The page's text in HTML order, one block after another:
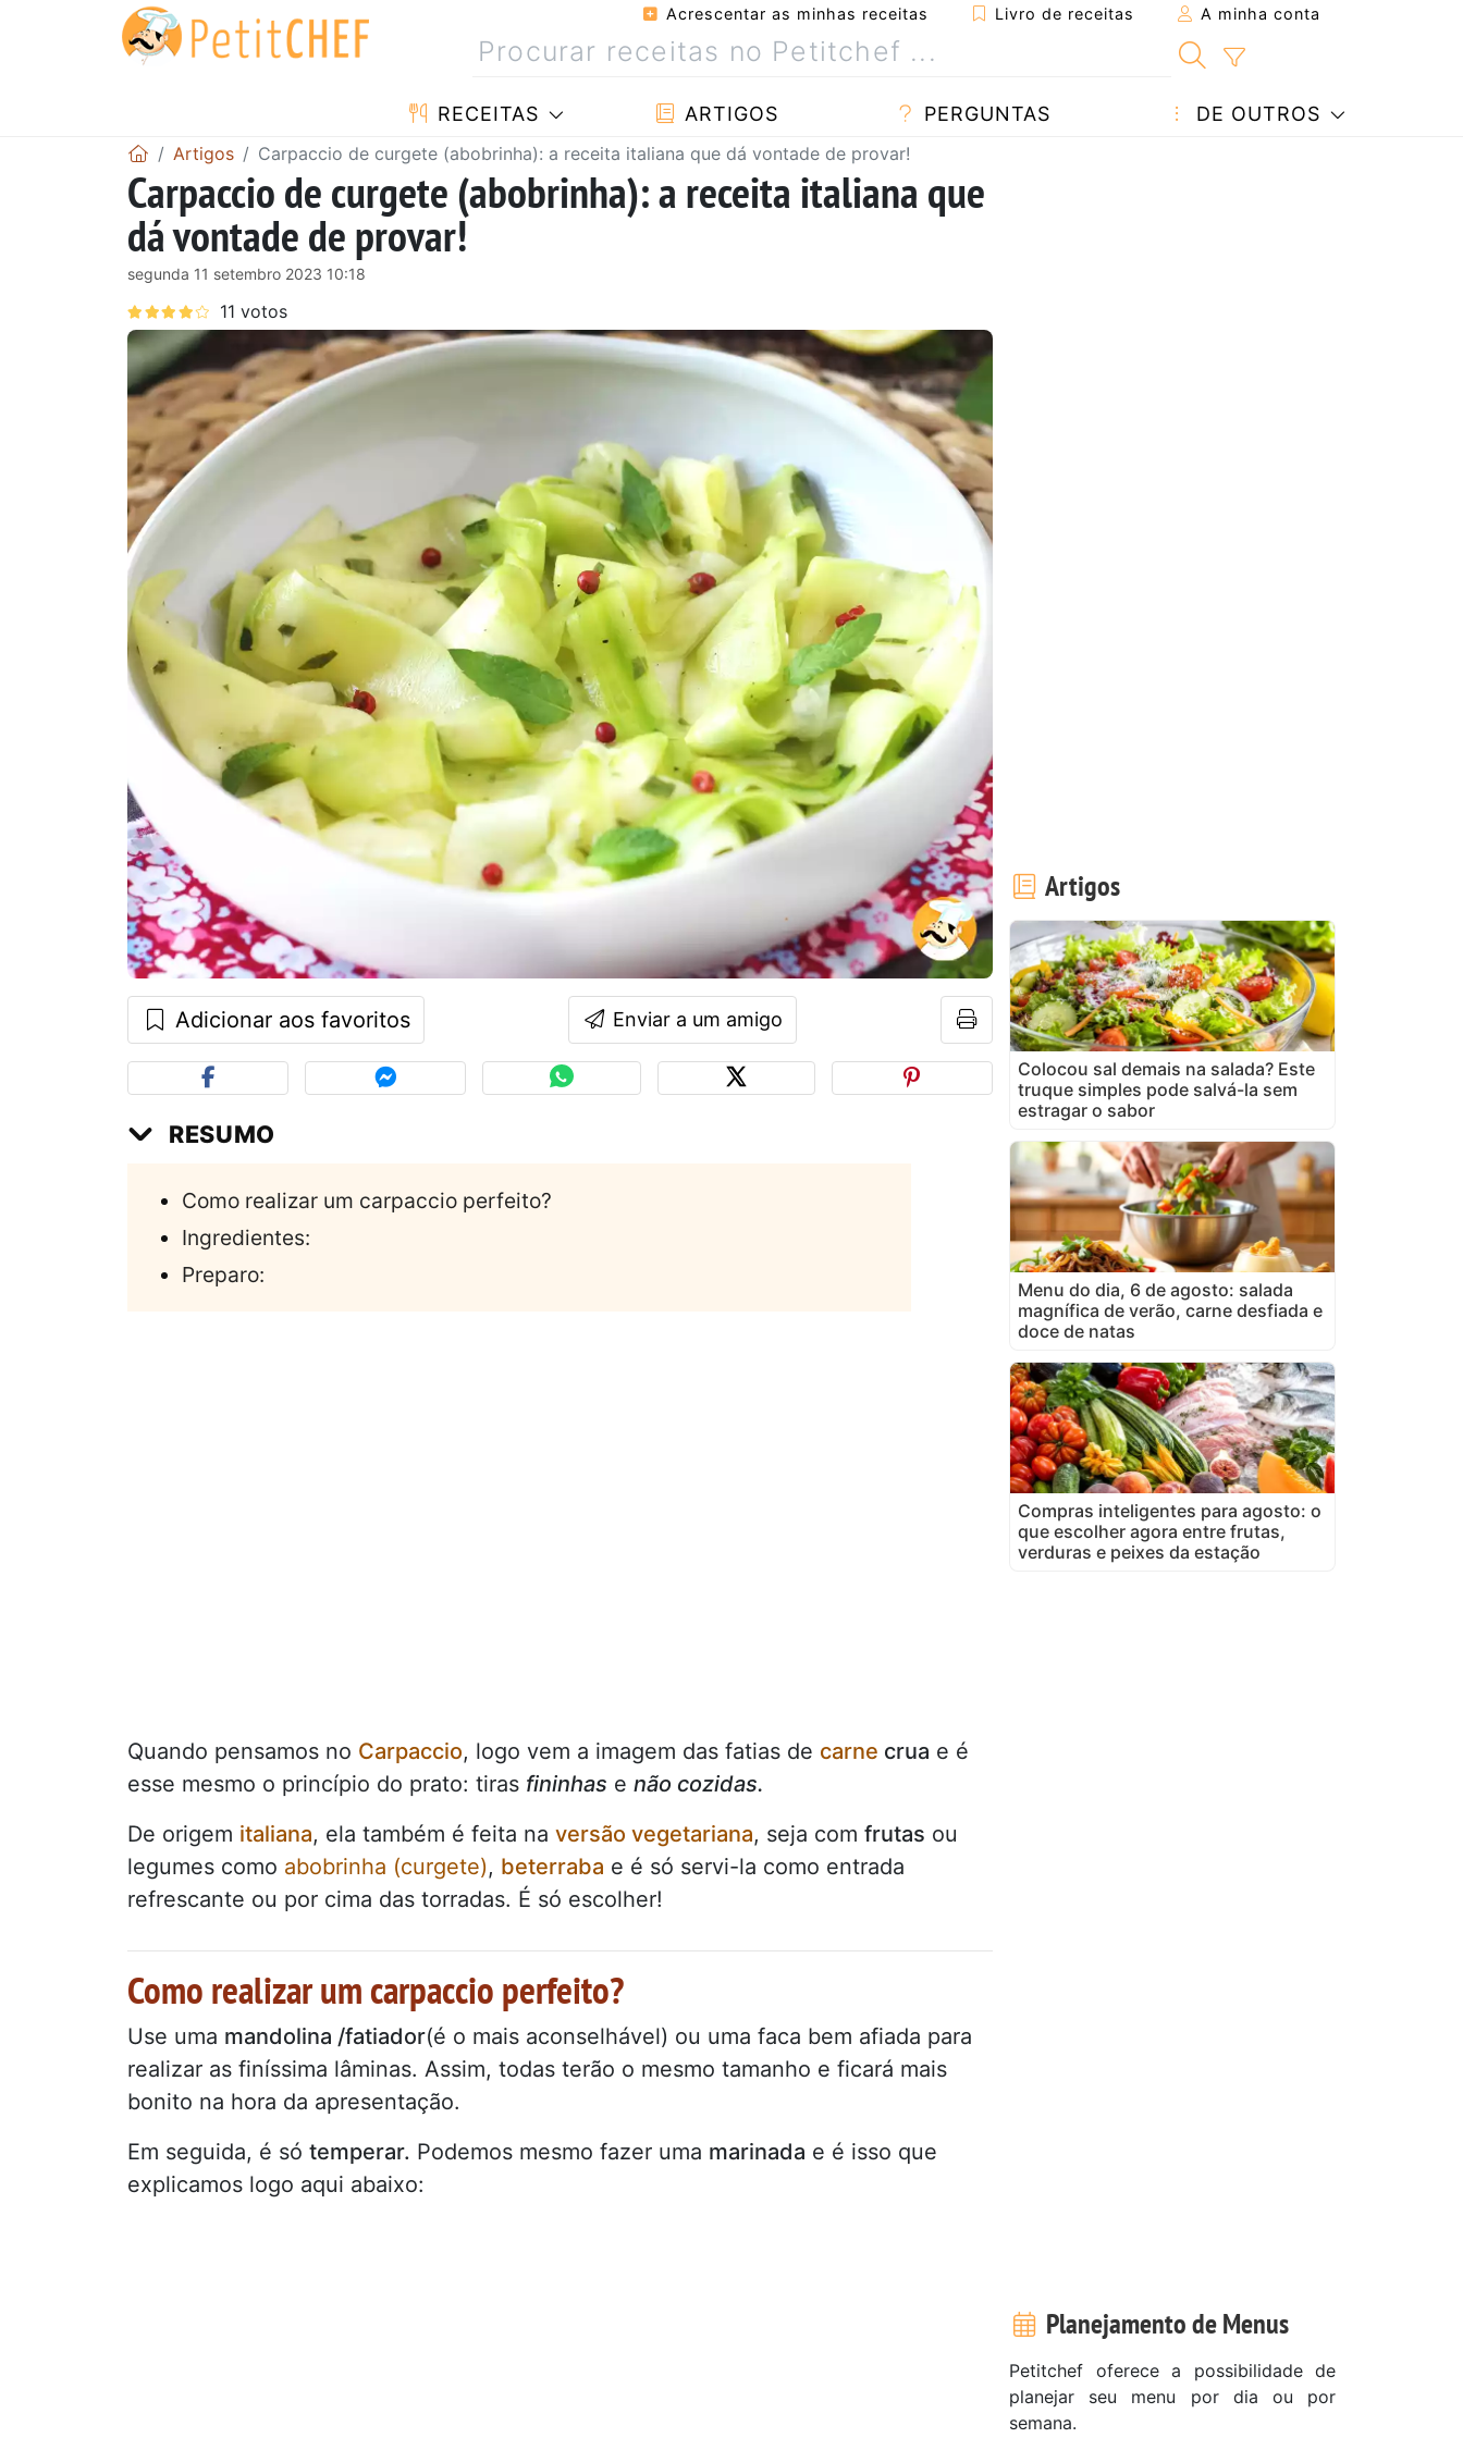
Acrescentar as minhas receitas Livro de receitas A minha conta
RECEITAS ARTIGOS PERGUNTAS DE OUTROS
Artigos Carpaccio de curgete (abobrinha): a receita italiana que dá vontade de provar!
Carpaccio de curgete (abobrinha): a receita italiana que
dá vontade de provar!
segunda 11 setembro 2023 10:18
Adicionar aos favoritos Enviar a um amigo
RESUMO
Como realizar um carpaccio perfeito?
Ingredientes:
Preparo:
Quando pensamos no Carpaccio, logo vem a imagem das fatias de carne crua e é
esse mesmo o princípio do prato: tiras fininhas e não cozidas.
De origem italiana, ela também é feita na versão vegetariana, seja com frutas ou
legumes como abobrinha (curgete), beterraba e é só servi-la como entrada
refrescante ou por cima das torradas. É só escolher!
Como realizar um carpaccio perfeito?
Use uma mandolina /fatiador(é o mais aconselhável) ou uma faca bem afiada para
realizar as finíssima lâminas. Assim, todas terão o mesmo tamanho e ficará mais
bonito na hora da apresentação.
Em seguida, é só temperar. Podemos mesmo fazer uma marinada e é isso que
explicamos logo aqui abaixo:
Artigos
Colocou sal demais na salada? Este
truque simples pode salvá-la sem
estragar o sabor
Menu do dia, 6 de agosto: salada
magnífica de verão, carne desfiada e
doce de natas
Compras inteligentes para agosto: o
que escolher agora entre frutas,
verduras e peixes da estação
Planejamento de Menus
Petitchef oferece a possibilidade de
planejar seu menu por dia ou por
semana.